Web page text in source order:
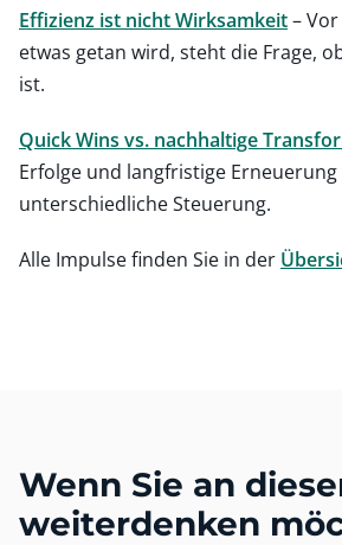
Effizienz ist nicht Wirksamkeit–
etwas getan wird, steht die Frage,
ist.
Quick Wins vs. nachhaltige
Erfolge und langfristige
unterschiedliche Steuerung.
Alle Impulse finden Sie in der
Wenn Sie an
weiterdenken